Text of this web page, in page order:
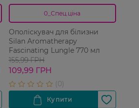
0_Спец.ціна
Ополіскувач для білизни
Silan Aromatherapy
Fascinating Lungle 770 мл
155,99 ГРН
109,99 ГРН